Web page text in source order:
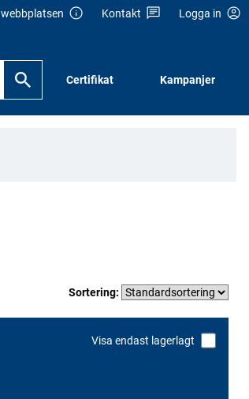
Kontakt Logga in
Certifikat Kampanjer
Sortering:
Visa endast lagerlagt